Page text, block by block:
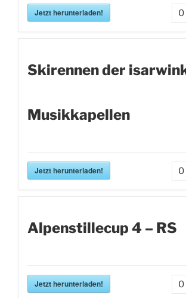
Jetzt herunterladen! 0
Skirennen der
Musikkapellen
Jetzt herunterladen! 0
Alpenstillecup 4 – RS
Jetzt herunterladen! 0